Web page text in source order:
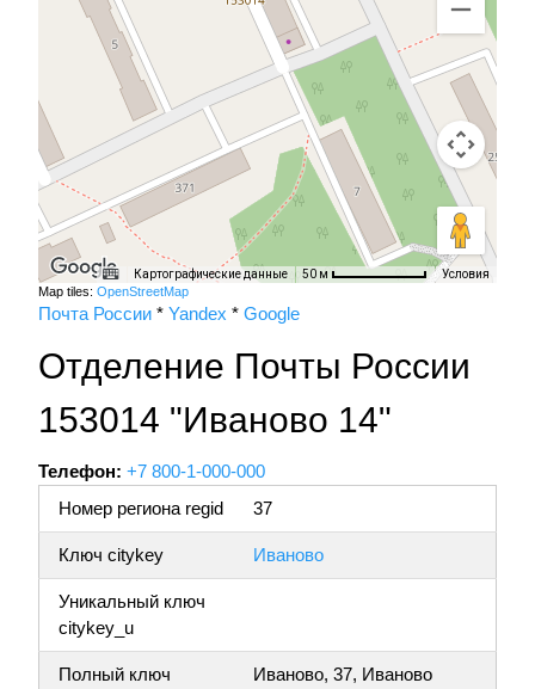
Картографические данные 50 м Условия
Map tiles: OpenStreetMap
Почта России * Yandex * Google
Отделение Почты России
153014 "Иваново 14"
Телефон: +7 800-1-000-000
Номер региона regid
37
Ключ citykey Иваново
Уникальный ключ
citykey_u
Полный ключ
Иваново, 37, Иваново